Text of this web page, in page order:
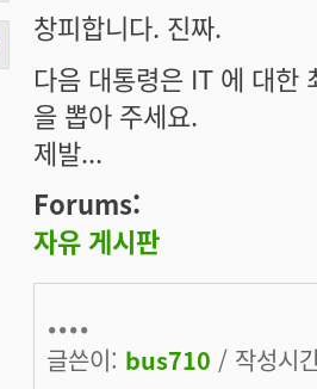
창피합니다. 진짜.
다음 대통령은 IT 에 대한
을 뽑아 주세요.
제발...
Forums:
자유 게시판
....
글쓴이: bus710 / 작성시